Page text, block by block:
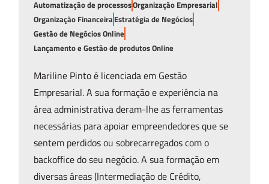
Automatização de processosOrganização Empresarial
Organização FinanceiraEstratégia de Negócios
Gestão de Negócios Online
Lançamento e Gestão de produtos Online
Mariline Pinto é licenciada em Gestão
Empresarial. A sua formação e experiência na
área administrativa deram-lhe as ferramentas
necessárias para apoiar empreendedores que se
sentem perdidos ou sobrecarregados com o
backoffice do seu negócio. A sua formação em
diversas áreas (Intermediação de Crédito,